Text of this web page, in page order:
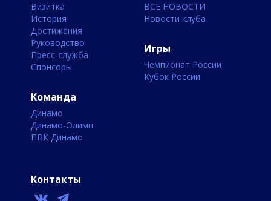
Визитка
История
Достижения
Руководство
Пресс-служба
Спонсоры
Команда
Динамо
Динамо-Олимп
ПВК Динамо
ВСЕ НОВОСТИ
Новости клуба
Игры
Чемпионат России
Кубок России
Контакты